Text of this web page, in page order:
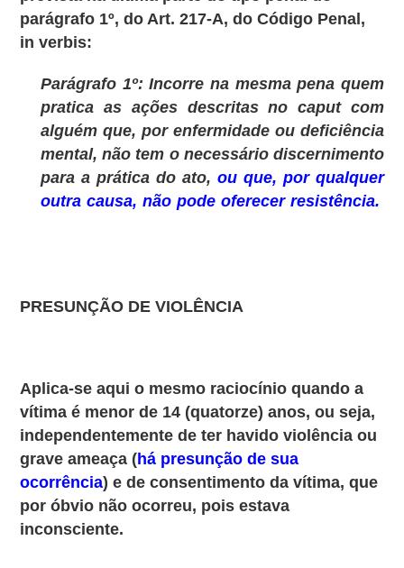
parágrafo 1º, do Art. 217-A, do Código Penal,
in verbis:
Parágrafo 1º: Incorre na mesma pena quem
pratica as ações descritas no caputcom
alguém que, por enfermidade ou deficiência
mental, não tem o necessário discernimento
para a prática do ato, ou que, por qualquer
outra causa, não pode oferecer resistência.
PRESUNÇÃO DE VIOLÊNCIA
Aplica-se aqui o mesmo raciocínio quando a
vítima é menor de 14 (quatorze) anos, ou seja,
independentemente de ter havido violência ou
grave ameaça (há presunção de sua
ocorrência) e de consentimento da vítima, que
por óbvio não ocorreu, pois estava
inconsciente.